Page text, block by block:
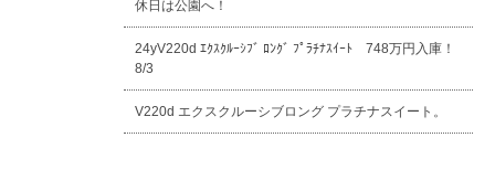
休日は公園へ！
24yV220d ｴｸｽｸﾙｰｼﾌﾞ ﾛﾝｸﾞ ﾌﾟﾗﾁﾅｽｲｰﾄ 748万円入庫！
8/3
V220d エクスクルーシブロング プラチナスイート。